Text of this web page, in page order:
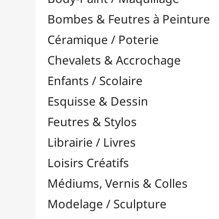
Feutres & Stylos
Librairie / Livres
Loisirs Créatifs
Médiums, Vernis & Colles
Modelage / Sculpture
Peintures / Couleurs
Aquarelle 
Dorure
Gouache 
À l'Unité

Multisurface 